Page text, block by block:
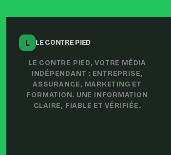
L LE CONTRE PIED
LE CONTRE PIED, VOTRE MÉDIA
INDÉPENDANT : ENTREPRISE,
ASSURANCE, MARKETING ET
FORMATION. UNE INFORMATION
CLAIRE, FIABLE ET VÉRIFIÉE.